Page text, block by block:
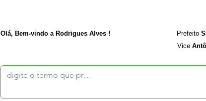
Olá, Bem-vindo a Rodrigues Alves ! Prefeito
Vice